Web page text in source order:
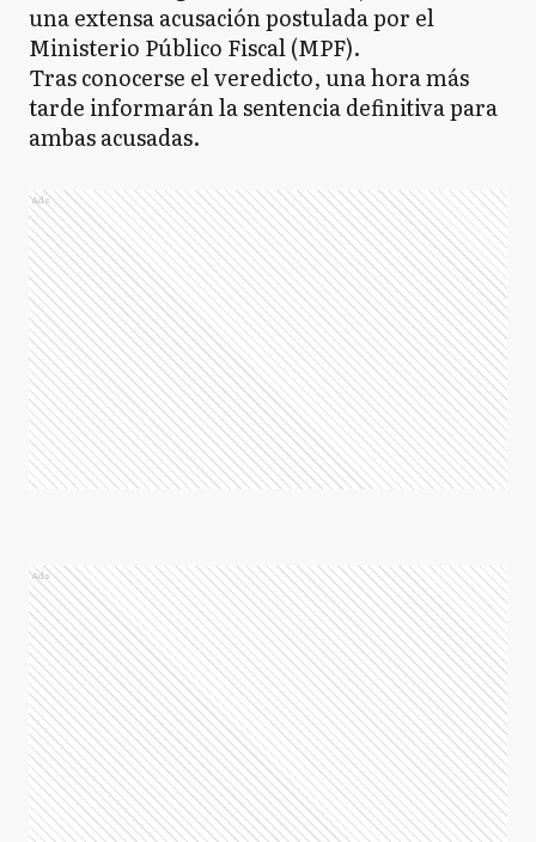
una extensa acusación postulada por el
Ministerio Público Fiscal (MPF).
Tras conocerse el veredicto, una hora más
tarde informarán la sentencia definitiva para
ambas acusadas.
Ads
Ads